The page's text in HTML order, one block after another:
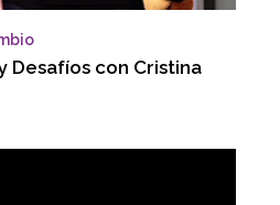
Desafíos con Cristina